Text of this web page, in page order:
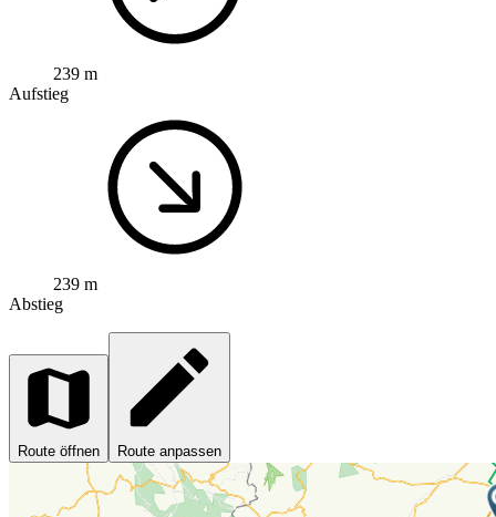
239 m
Aufstieg
239 m
Abstieg
Route öffnen Route anpassen